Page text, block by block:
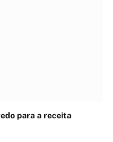
para a receita